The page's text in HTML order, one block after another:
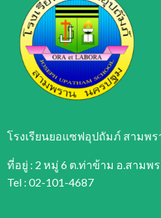
โรงเรียนยอแซฟอุปถัมภ์ สามพรา
ที่อยู่ : 2 หมู่ 6 ต.ท่าข้าม อ.สามพ
Tel : 02-101-4687